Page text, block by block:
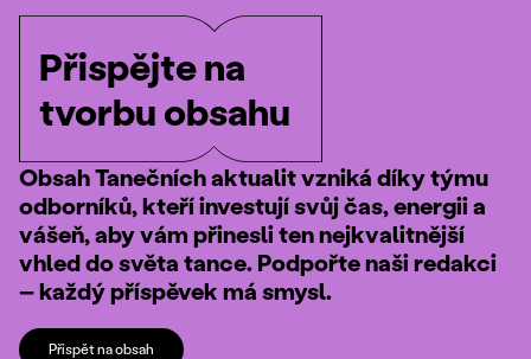
Přispějte na
tvorbu obsahu
Obsah Tanečních aktualit vzniká díky týmu
odborníků, kteří investují svůj čas, energii a
vášeň, aby vám přinesli ten nejkvalitnější
vhled do světa tance. Podpořte naši redakci
– každý příspěvek má smysl.
Přispět na obsah